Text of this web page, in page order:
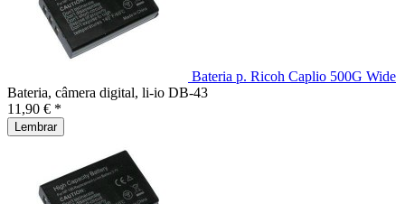
Bateria p. Ricoh Caplio 500G Wide
Bateria, câmera digital, li-io DB-43
11,90 € *
Lembrar